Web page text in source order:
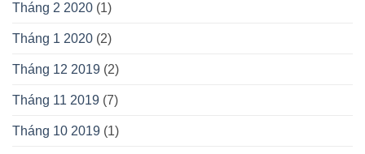
Tháng 2 2020 (1)
Tháng 1 2020 (2)
Tháng 12 2019 (2)
Tháng 11 2019 (7)
Tháng 10 2019 (1)